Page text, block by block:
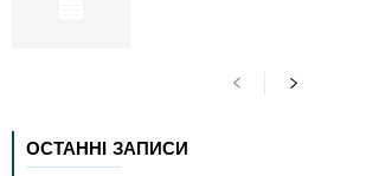
ОСТАННІ ЗАПИСИ